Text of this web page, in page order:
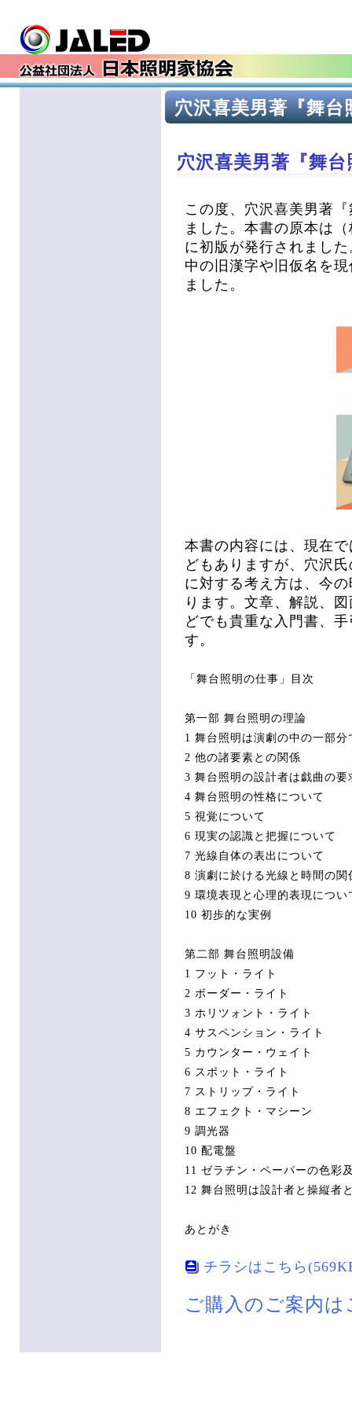
穴沢喜美男著『舞
穴沢喜美男著『舞
この度、穴沢喜美男著
ました。本書の原本は
に初版が発行されまし
中の旧漢字や旧仮名を
ました。
本書の内容には、現在
どもありますが、穴沢
に対する考え方は、今
ります。文章、解説、
どでも貴重な入門書、
す。
「舞台照明の仕事」目次
第一部 舞台照明の理論
1 舞台照明は演劇の中の一部分
2 他の諸要素との関係
3 舞台照明の設計者は戯曲の
4 舞台照明の性格について
5 視覚について
6 現実の認識と把握について
7 光線自体の表出について
8 演劇に於ける光線と時間の関
9 環境表現と心理的表現につい
10 初歩的な実例
第二部 舞台照明設備
1 フット・ライト
2 ボーダー・ライト
3 ホリツォント・ライト
4 サスペンション・ライト
5 カウンター・ウェイト
6 スポット・ライト
7 ストリップ・ライト
8 エフェクト・マシーン
9 調光器
10 配電盤
11 ゼラチン・ペーパーの色彩
12 舞台照明は設計者と操縦者
あとがき
チラシはこちら
ご購入のご案内は